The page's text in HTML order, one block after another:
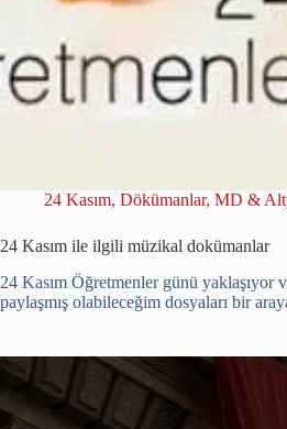
24 Kasım, Dökümanlar, MD &
24 Kasım ile ilgili müzikal dokümanlar
24 Kasım Öğretmenler günü yaklaşıyor
paylaşmış olabileceğim dosyaları bir